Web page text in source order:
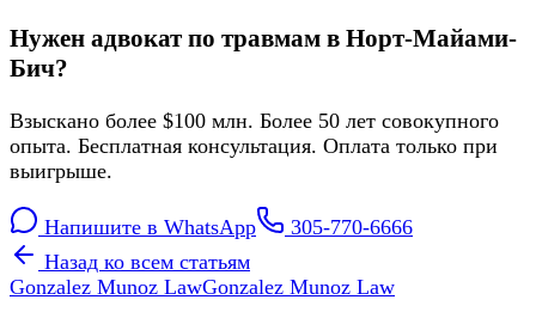
Нужен адвокат по травмам в Норт-Майами-
Бич?
Взыскано более $100 млн. Более 50 лет совокупного
опыта. Бесплатная консультация. Оплата только при
выигрыше.
Напишите в WhatsApp
305-770-6666
Назад ко всем статьям
Gonzalez Munoz LawGonzalez Munoz Law